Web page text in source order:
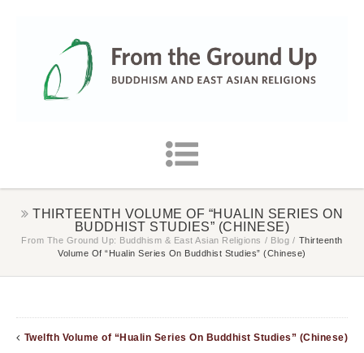
THIRTEENTH VOLUME OF “HUALIN SERIES ON
BUDDHIST STUDIES” (CHINESE)
From The Ground Up: Buddhism & East Asian Religions / Blog / Thirteenth
Volume Of “Hualin Series On Buddhist Studies” (Chinese)
Twelfth Volume of “Hualin Series On Buddhist Studies” (Chinese)